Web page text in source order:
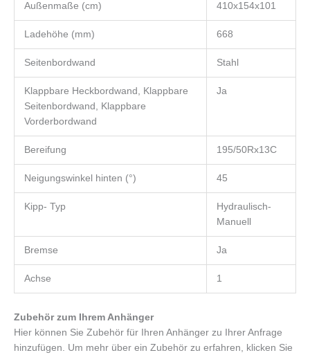
Außenmaße (cm) 410x154x101
Ladehöhe (mm) 668
Seitenbordwand Stahl
Klappbare Heckbordwand, Klappbare
Seitenbordwand, Klappbare
Vorderbordwand
Ja
Bereifung 195/50Rx13C
Neigungswinkel hinten (°) 45
Kipp- Typ
Hydraulisch-
Manuell
Bremse Ja
Achse 1
Zubehör zum Ihrem Anhänger
Hier können Sie Zubehör für Ihren Anhänger zu Ihrer Anfrage
hinzufügen. Um mehr über ein Zubehör zu erfahren, klicken Sie